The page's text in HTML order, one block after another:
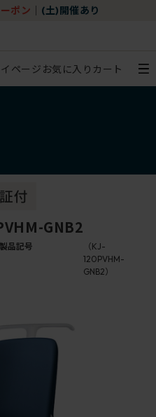
ポン (土)開催あり
ページ お気に入り カート
GNB2
製品記号
（KJ-
120PVHM-
GNB2）